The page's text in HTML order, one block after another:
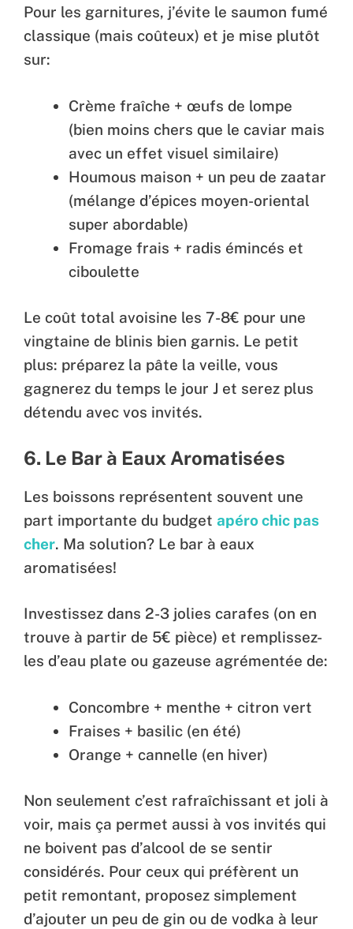
Pour les garnitures, j’évite le saumon fumé
classique (mais coûteux) et je mise plutôt
sur:
Crème fraîche + œufs de lompe
(bien moins chers que le caviar mais
avec un effet visuel similaire)
Houmous maison + un peu de zaatar
(mélange d’épices moyen-oriental
super abordable)
Fromage frais + radis émincés et
ciboulette
Le coût total avoisine les 7-8€ pour une
vingtaine de blinis bien garnis. Le petit
plus: préparez la pâte la veille, vous
gagnerez du temps le jour J et serez plus
détendu avec vos invités.
6. Le Bar à Eaux Aromatisées
Les boissons représentent souvent une
part importante du budget apéro chic pas
cher. Ma solution? Le bar à eaux
aromatisées!
Investissez dans 2-3 jolies carafes (on en
trouve à partir de 5€ pièce) et remplissez-
les d’eau plate ou gazeuse agrémentée de:
Concombre + menthe + citron vert
Fraises + basilic (en été)
Orange + cannelle (en hiver)
Non seulement c’est rafraîchissant et joli à
voir, mais ça permet aussi à vos invités qui
ne boivent pas d’alcool de se sentir
considérés. Pour ceux qui préfèrent un
petit remontant, proposez simplement
d’ajouter un peu de gin ou de vodka à leur